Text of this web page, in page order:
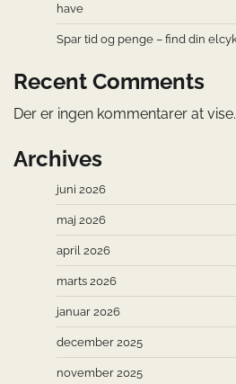
have
Spar tid og penge – find din
Recent Comments
Der er ingen kommentarer at vise.
Archives
juni 2026
maj 2026
april 2026
marts 2026
januar 2026
december 2025
november 2025